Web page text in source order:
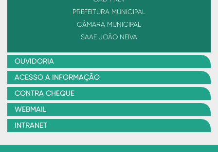
PREFEITURA MUNICIPAL
CÂMARA MUNICIPAL
SAAE JOÃO NEIVA
OUVIDORIA
ACESSO A INFORMAÇÃO
CONTRA CHEQUE
WEBMAIL
INTRANET